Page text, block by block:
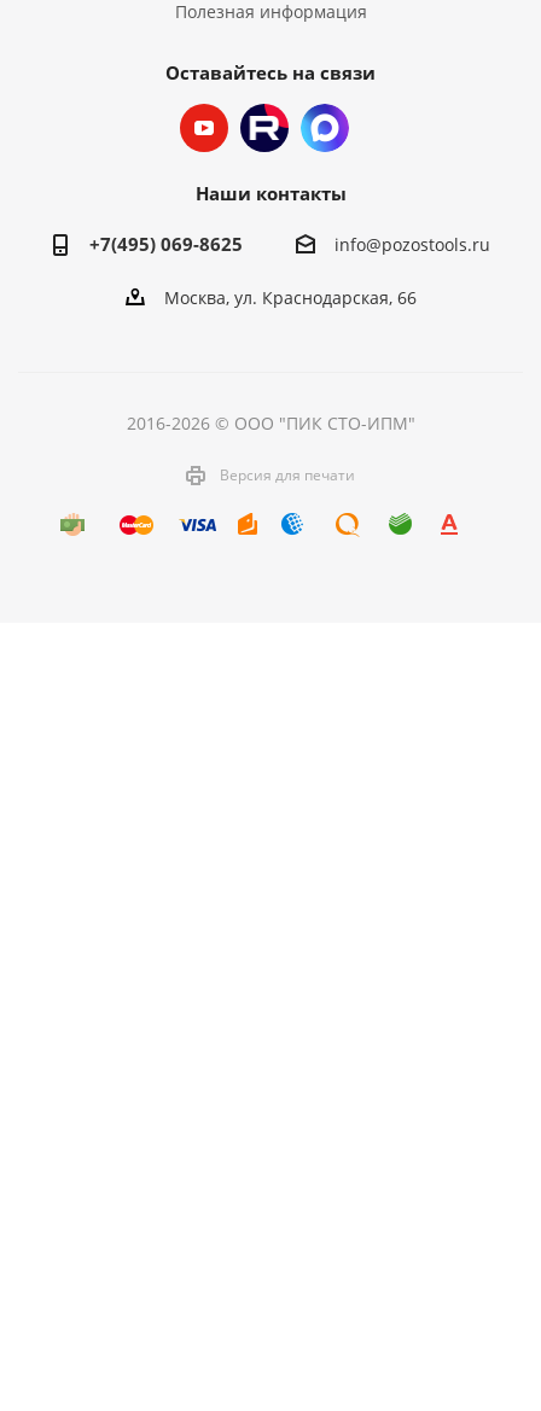
Полезная информация
Оставайтесь на связи
Наши контакты
+7(495) 069-8625 info@pozostools.ru
Москва, ул. Краснодарская, 66
2016-2026 © ООО "ПИК СТО-ИПМ"
Версия для печати